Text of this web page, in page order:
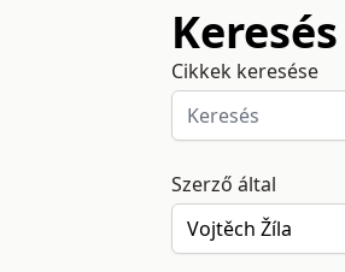
Keresés
Cikkek keresése
Szerző által